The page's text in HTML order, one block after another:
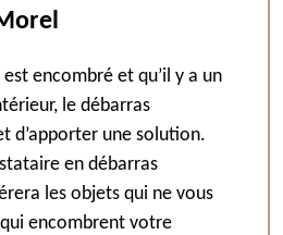
encombré et qu’il y a un
le débarras
d’apporter une solution.
en débarras
les objets qui ne vous
encombrent votre